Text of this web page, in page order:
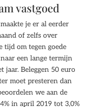
vastgoed
je er al eerder
of zelfs over
tijd om tegen goede
een lange termijn
jaar. Beleggen 50 euro
moet presteren dan
we aan de
in april 2019 tot 3,0%